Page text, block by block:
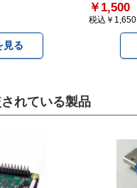
見る
￥1,500
税込￥1,650
れている製品